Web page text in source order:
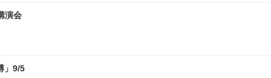
演会
」9/5